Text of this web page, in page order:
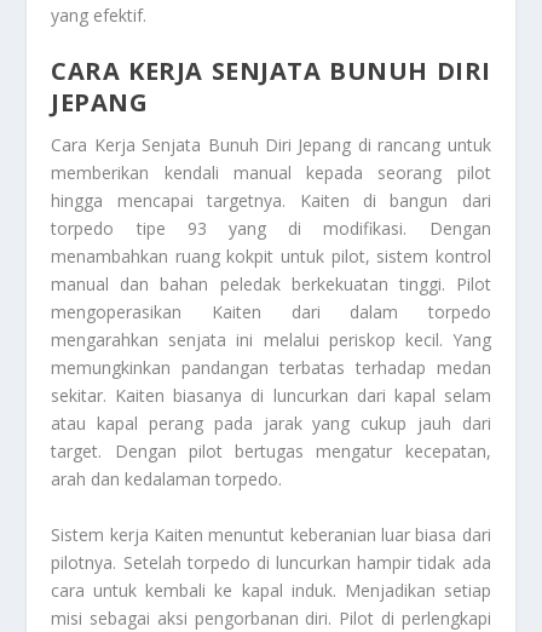
yang efektif.
CARA KERJA SENJATA BUNUH DIRI
JEPANG
Cara Kerja Senjata Bunuh Diri Jepang di rancang untuk
memberikan kendali manual kepada seorang pilot
hingga mencapai targetnya. Kaiten di bangun dari
torpedo tipe 93 yang di modifikasi. Dengan
menambahkan ruang kokpit untuk pilot, sistem kontrol
manual dan bahan peledak berkekuatan tinggi. Pilot
mengoperasikan Kaiten dari dalam torpedo
mengarahkan senjata ini melalui periskop kecil. Yang
memungkinkan pandangan terbatas terhadap medan
sekitar. Kaiten biasanya di luncurkan dari kapal selam
atau kapal perang pada jarak yang cukup jauh dari
target. Dengan pilot bertugas mengatur kecepatan,
arah dan kedalaman torpedo.
Sistem kerja Kaiten menuntut keberanian luar biasa dari
pilotnya. Setelah torpedo di luncurkan hampir tidak ada
cara untuk kembali ke kapal induk. Menjadikan setiap
misi sebagai aksi pengorbanan diri. Pilot di perlengkapi